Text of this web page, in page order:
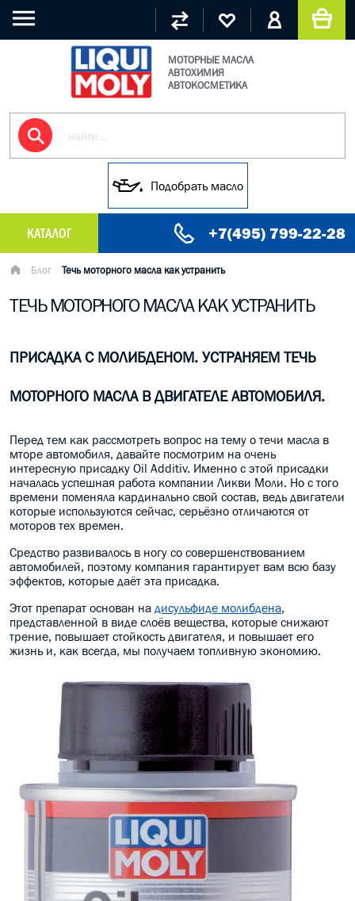
МОТОРНЫЕ МАСЛА
АВТОХИМИЯ
АВТОКОСМЕТИКА
Подобрать масло
КАТАЛОГ +7(495) 799-22-28
МАСЛО МОТОРНОЕ
ГРУЗОВЫЕ МАСЛА
БОЧКИ МАСЛА
ИНДУСТРИАЛЬНЫЕ МАСЛА
АНТИФРИЗЫ СПЕЦЖИДКОСТИ
ПРИСАДКИ АВТОХИМИЯ
АВТО КОСМЕТИКА
МОТО МАСЛА
ВСЕ БРЕНДЫ
Блог Течь моторного масла как устранить
ТЕЧЬ МОТОРНОГО МАСЛА КАК УСТРАНИТЬ
ПРИСАДКА С МОЛИБДЕНОМ. УСТРАНЯЕМ ТЕЧЬ
МОТОРНОГО МАСЛА В ДВИГАТЕЛЕ АВТОМОБИЛЯ.
Перед тем как рассмотреть вопрос на тему о течи масла в
мторе автомобиля, давайте посмотрим на очень
интересную присадку Oil Additiv. Именно с этой присадки
началась успешная работа компании Ликви Моли. Но с того
времени поменяла кардинально свой состав, ведь двигатели
которые используются сейчас, серьёзно отличаются от
моторов тех времен.
Средство развивалось в ногу со совершенствованием
автомобилей, поэтому компания гарантирует вам всю базу
эффектов, которые даёт эта присадка.
Этот препарат основан на дисульфиде молибдена,
представленной в виде слоёв вещества, которые снижают
трение, повышает стойкость двигателя, и повышает его
жизнь и, как всегда, мы получаем топливную экономию.